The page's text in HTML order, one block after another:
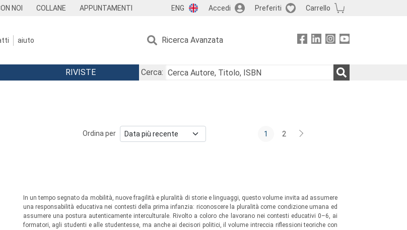
NOI COLLANE APPUNTAMENTI ENG Accedi Preferiti Carrello
aiuto Ricerca Avanzata
RIVISTE
Cerca:
Ordina per 1 2
In un tempo segnato da mobilità, nuove fragilità e pluralità di storie e linguaggi, questo volume invita ad assumere
una responsabilità educativa nei contesti della prima infanzia: riconoscere la pluralità come condizione umana ed
assumere una postura autenticamente interculturale. Rivolto a coloro che lavorano nei contesti educativi 0–6, ai
formatori, agli studenti e alle studentesse, ma anche ai decisori politici, il volume intreccia riflessioni teoriche con